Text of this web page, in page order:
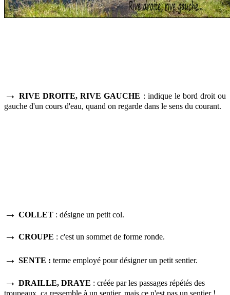
→ RIVE DROITE, RIVE GAUCHE : indique le bord droit ou
gauche d'un cours d'eau, quand on regarde dans le sens du courant.
→ COLLET : désigne un petit col.
→ CROUPE : c'est un sommet de forme ronde.
→ SENTE : terme employé pour désigner un petit sentier.
→ DRAILLE, DRAYE : créée par les passages répétés des
troupeaux, ça ressemble à un sentier, mais ce n'est pas un sentier !